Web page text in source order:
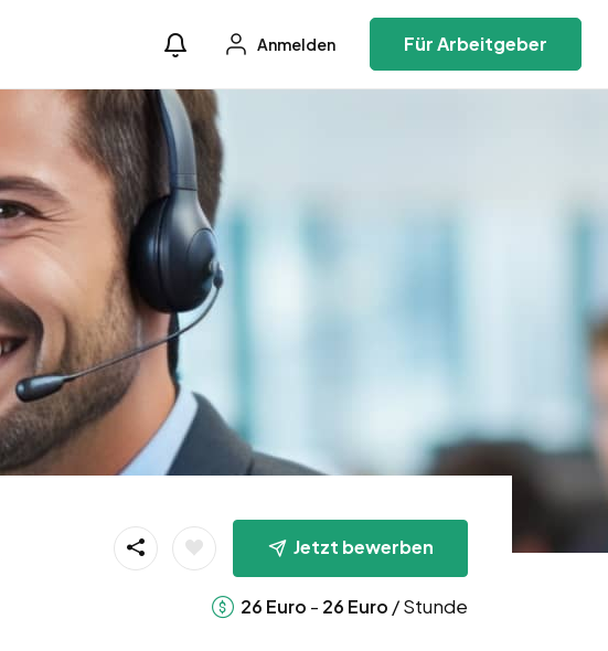
Anmelden Für Arbeitgeber
Jetzt bewerben
26 Euro - 26 Euro / Stunde